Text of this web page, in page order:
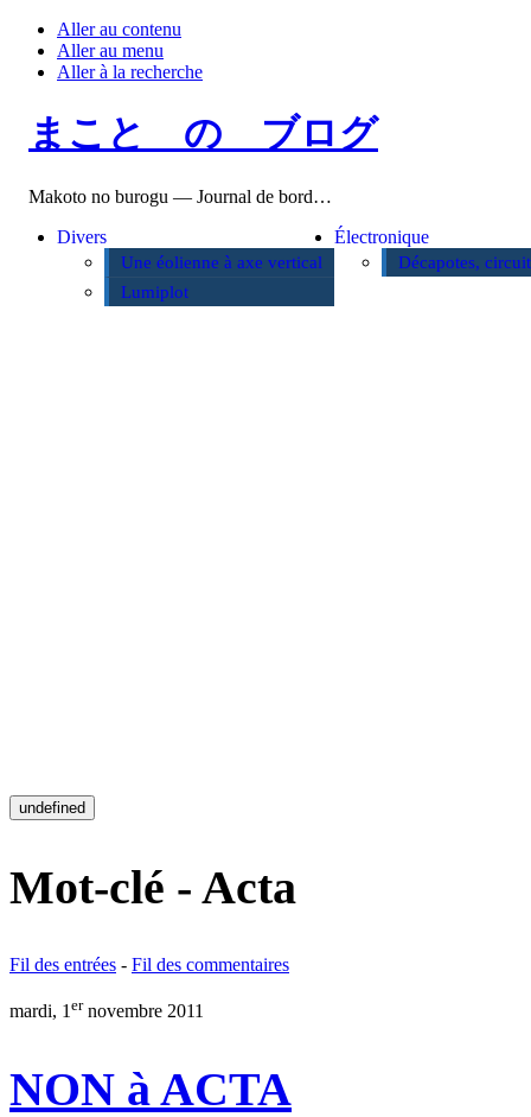
Aller au contenu
Aller au menu
Aller à la recherche
まこと の ブログ
Makoto no burogu — Journal de bord…
Divers
Une éolienne à axe vertical
Lumiplot
Électronique
Décapotes,
undefined
Mot-clé - Acta
Fil des entrées - Fil des commentaires
mardi, 1 ernovembre 2011
NON à ACTA